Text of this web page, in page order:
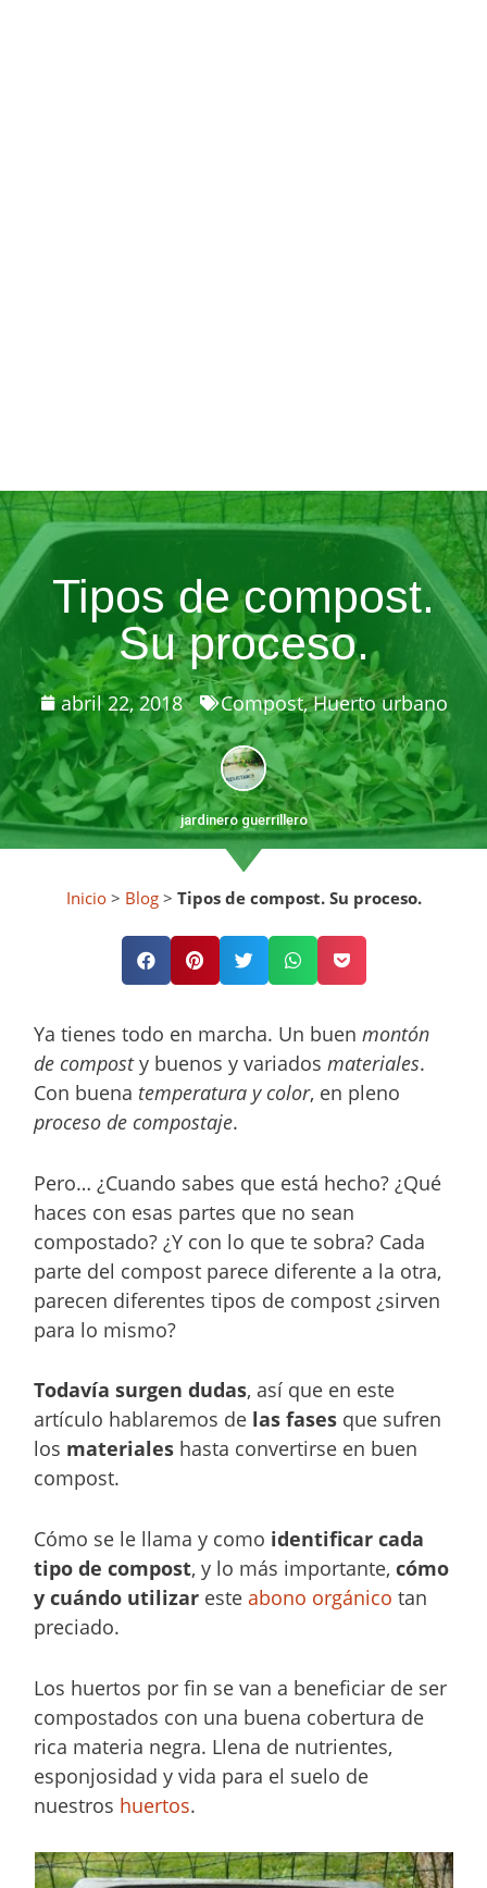
Tipos de compost.
Su proceso.
abril 22, 2018 Compost,Huerto urbano
jardinero guerrillero
Inicio> Blog> Tipos de compost. Su proceso.
Ya tienes todo en marcha. Un buenmontón
de composty buenos y variadosmateriales.
Con buena temperatura y color, en pleno
proceso de compostaje.
Pero… ¿Cuando sabes que está hecho? ¿Qué
haces con esas partes que no sean
compostado? ¿Y con lo que te sobra? Cada
parte del compost parece diferente a la otra,
parecen diferentes tipos de compost ¿sirven
para lo mismo?
Todavía surgen dudas, así que en este
artículo hablaremos de las fases que sufren
los materiales hasta convertirse en buen
compost.
Cómo se le llama y como identificar cada
tipo de compost, y lo más importante, cómo
y cuándo utilizar esteabono orgánico tan
preciado.
Los huertos por fin se van a beneficiar de ser
compostados con una buena cobertura de
rica materia negra. Llena de nutrientes,
esponjosidad y vida para el suelo de
nuestros huertos.